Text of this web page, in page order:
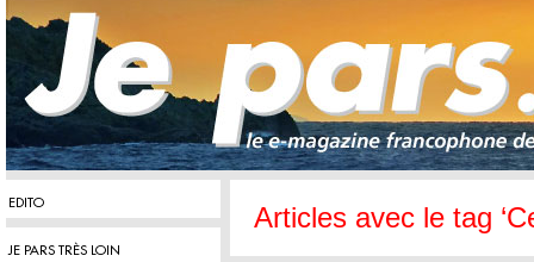
EDITO
JE PARS TRÈS LOIN
Articles avec le tag